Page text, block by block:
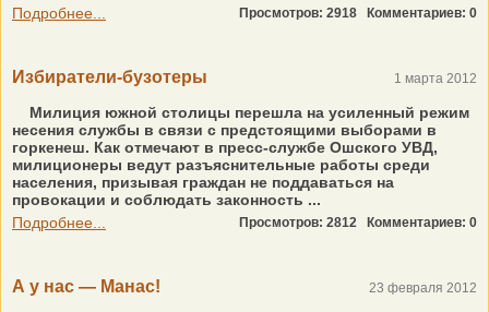
Подробнее...
Просмотров: 2918 Комментариев: 0
Избиратели-бузотеры 1 марта 2012
Милиция южной столицы перешла на усиленный режим
несения службы в связи с предстоящими выборами в
горкенеш. Как отмечают в пресс-службе Ошского УВД,
милиционеры ведут разъяснительные работы среди
населения, призывая граждан не поддаваться на
провокации и соблюдать законность ...
Подробнее...
Просмотров: 2812 Комментариев: 0
А у нас — Манас! 23 февраля 2012